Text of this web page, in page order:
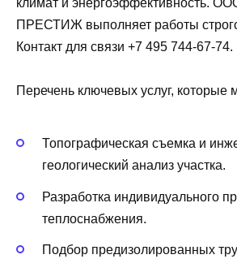
климат и энергоэффективность.
ПРЕСТИЖ выполняет работы
Контакт для связи +7 495 744-67-74.
Перечень ключевых услуг, которые
Топографическая съемка и
геологический анализ участка.
Разработка индивидуального
теплоснабжения.
Подбор предизолированных